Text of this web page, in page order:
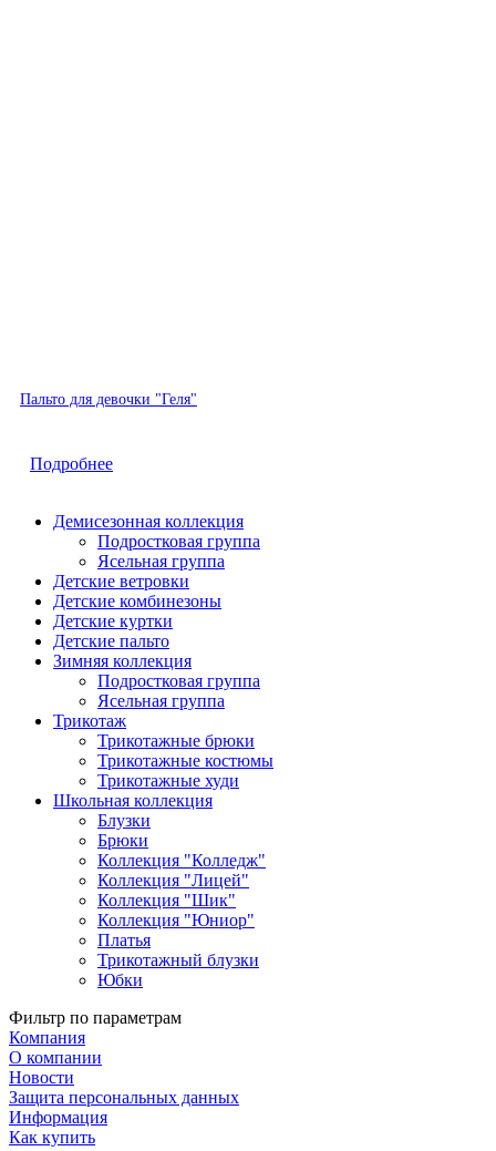
Быстрый просмотр
Пальто для девочки "Геля"
Подробнее
Демисезонная коллекция
Подростковая группа
Ясельная группа
Детские ветровки
Детские комбинезоны
Детские куртки
Детские пальто
Зимняя коллекция
Подростковая группа
Ясельная группа
Трикотаж
Трикотажные брюки
Трикотажные костюмы
Трикотажные худи
Школьная коллекция
Блузки
Брюки
Коллекция "Колледж"
Коллекция "Лицей"
Коллекция "Шик"
Коллекция "Юниор"
Платья
Трикотажный блузки
Юбки
Фильтр по параметрам
Компания
О компании
Новости
Защита персональных данных
Информация
Как купить